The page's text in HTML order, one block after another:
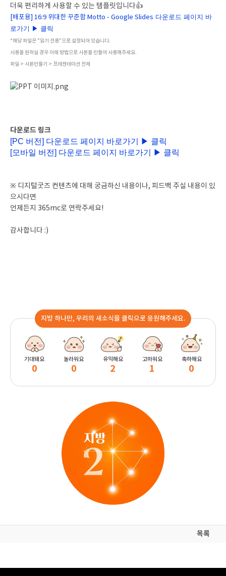
더욱 편리하게 사용할 수 있는 템플릿입니다👍
[배포용] 16:9 위대한 꾸준함 Motto - Google Slides 다운로드 페이지 바
로가기 ▶ 클릭
*해당 파일은 "읽기 전용"으로 설정되어 있습니다.
사용을 원하실 경우 아래 방법으로 사본을 만들어 사용해주세요.
파일 > 사본만들기 > 프레젠테이션 전체
다운로드 링크
[PC 버전] 다운로드 페이지 바로가기 ▶ 클릭
[모바일 버전] 다운로드 페이지 바로가기 ▶ 클릭
※ 디지털굿즈 컨텐츠에 대해 궁금하신 내용이나, 피드백 주실 내용이 있
으시다면
언제든지 365mc로 연락주세요!
감사합니다 :)
지방 하나만, 우리의 새소식을 클릭으로 응원해주세요.
기대돼요
0
놀라워요
0
유익해요
2
고마워요
1
축하해요
0
목록